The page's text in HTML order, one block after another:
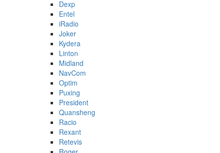
Dexp
Entel
iRadio
Joker
Kydera
Linton
Midland
NavCom
Optim
Puxing
President
Quansheng
Racio
Rexant
Retevis